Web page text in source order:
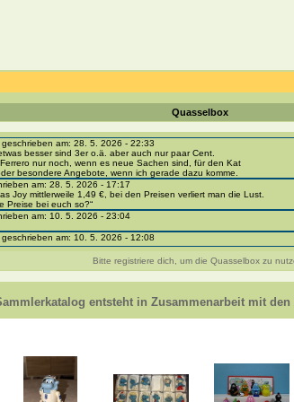
Quasselbox
am: 28. 5. 2026 - 22:33
besser sind 3er o.ä. aber auch nur paar Cent.
nur noch, wenn es neue Sachen sind, für den Kat
besondere Angebote, wenn ich gerade dazu komme.
am: 28. 5. 2026 - 17:17
Joy mittlerweile 1,49 €, bei den Preisen verliert man die Lust.
Preise bei euch so?“
am: 10. 5. 2026 - 23:04
am: 10. 5. 2026 - 12:08
portal-sammlerkatalog.de/categories.php?cat_id=1043
- BPZ obere
zur Strafe die nächsten 3 Monate keine Ü-Eier bekommen ;))
310, 318 und 326 habe ich keine BPZ
leider weggeworfen *grrrr* ;)
am: 29. 4. 2026 - 18:04
mir auch ein
am: 28. 4. 2026 - 21:01
Erinnerung ... oder?
Bitte registriere dich, um die Quasselbox zu
entsteht in Zusammenarbeit mit